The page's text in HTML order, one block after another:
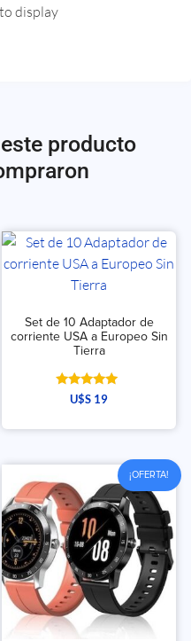
display
producto
Set de 10 Adaptador de
corriente USA a Europeo Sin
Tierra
Valorado
con
de 5
U$S 19
¡OFERTA!